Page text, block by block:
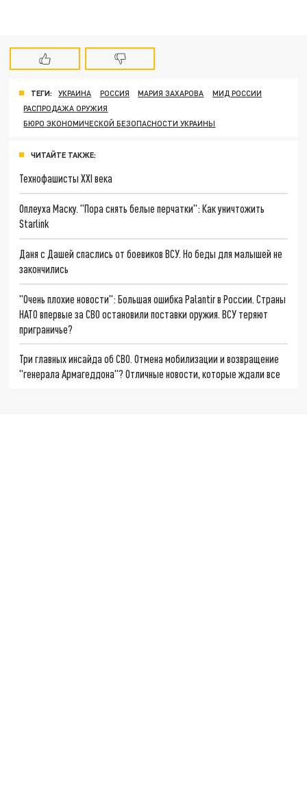
ТЕГИ: УКРАИНА РОССИЯ МАРИЯ ЗАХАРОВА
МИД РОССИИ
РАСПРОДАЖА ОРУЖИЯ
БЮРО ЭКОНОМИЧЕСКОЙ БЕЗОПАСНОСТИ УКРАИНЫ
ЧИТАЙТЕ ТАКЖЕ:
Технофашисты XXI века
Оплеуха Маску. "Пора снять белые перчатки": Как уничтожить
Starlink
Даня с Дашей спаслись от боевиков ВСУ. Но беды для малышей не
закончились
"Очень плохие новости": Большая ошибка Palantir в России. Страны
НАТО впервые за СВО остановили поставки оружия. ВСУ теряют
приграничье?
Три главных инсайда об СВО. Отмена мобилизации и возвращение
"генерала Армагеддона"? Отличные новости, которые ждали все